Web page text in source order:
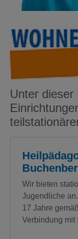
Unter dieser
Wir bieten
Jugendliche
17 Jahre
Verbindung mit